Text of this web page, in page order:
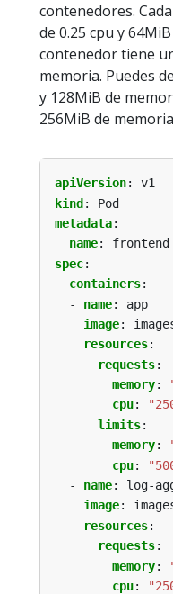
contenedores.
de 0.25 cpu y
contenedor tiene
memoria. Puedes
y 128MiB de
256MiB de
apiVersion:
v1
kind:
Pod
metadata:
name:
frontend
spec:
containers:
- name:
app
image:
resources:
requests:
memory:
cpu:
limits:
memory:
cpu:
- name:
log-
image:
resources:
requests:
memory:
cpu: